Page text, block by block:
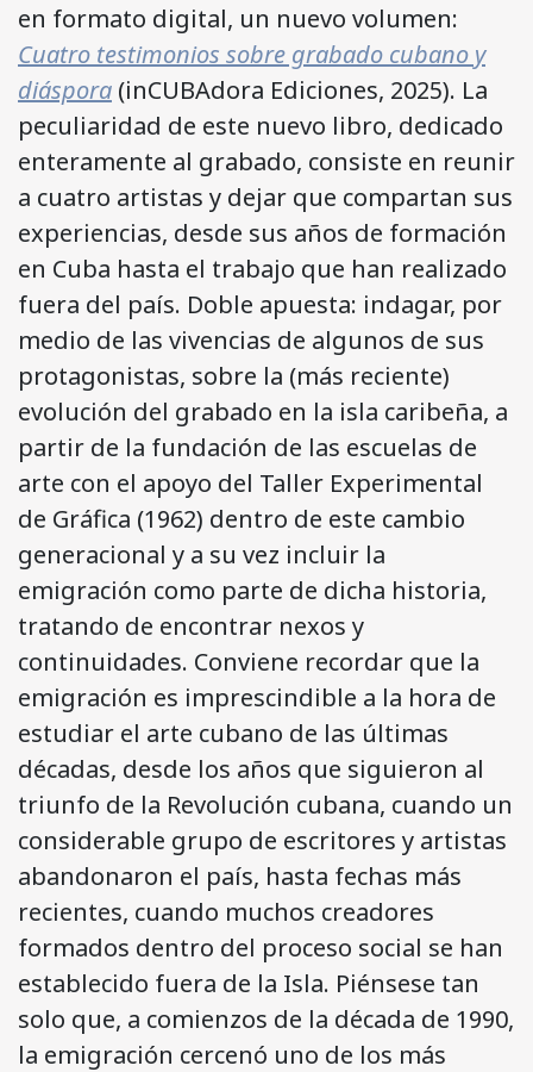
en formato digital, un nuevo volumen:
Cuatro testimonios sobre grabado cubano y
diáspora (inCUBAdora Ediciones, 2025). La
peculiaridad de este nuevo libro, dedicado
enteramente al grabado, consiste en reunir
a cuatro artistas y dejar que compartan sus
experiencias, desde sus años de formación
en Cuba hasta el trabajo que han realizado
fuera del país. Doble apuesta: indagar, por
medio de las vivencias de algunos de sus
protagonistas, sobre la (más reciente)
evolución del grabado en la isla caribeña, a
partir de la fundación de las escuelas de
arte con el apoyo del Taller Experimental
de Gráfica (1962) dentro de este cambio
generacional y a su vez incluir la
emigración como parte de dicha historia,
tratando de encontrar nexos y
continuidades. Conviene recordar que la
emigración es imprescindible a la hora de
estudiar el arte cubano de las últimas
décadas, desde los años que siguieron al
triunfo de la Revolución cubana, cuando un
considerable grupo de escritores y artistas
abandonaron el país, hasta fechas más
recientes, cuando muchos creadores
formados dentro del proceso social se han
establecido fuera de la Isla. Piénsese tan
solo que, a comienzos de la década de 1990,
la emigración cercenó uno de los más